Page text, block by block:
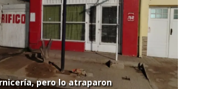
pero lo atraparon